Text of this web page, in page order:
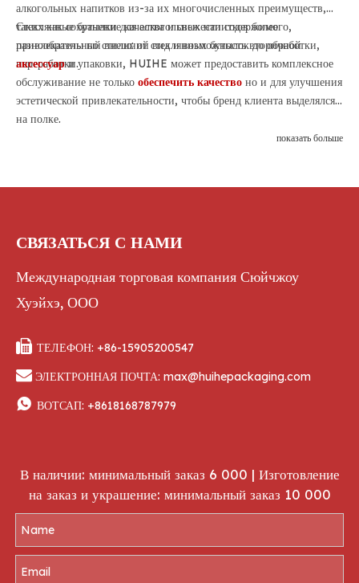
алкогольных напитков из-за их многочисленных преимуществ,
таких как сохранение качества и свежести содержимого,
привлекательный внешний вид и возможность вторичной
переработки.
Стеклянные бутылки для алкогольных напитков более
разнообразны по стилю: от стеклянных бутылок до обработки,
аксессуари упаковки, HUIHE может предоставить комплексное
обслуживание не только обеспечить качество но и для улучшения
эстетической привлекательности, чтобы бренд клиента выделялся
на полке.
показать больше
СВЯЗАТЬСЯ С НАМИ
Международная торговая компания Сюйчжоу
Хуэйхэ, ООО
 ТЕЛЕФОН: +86-15905200547
 ЭЛЕКТРОННАЯ ПОЧТА: max@huihepackaging.com
 ВОТСАП: +8618168787979
В наличии: минимальный заказ 6 000 | Изготовление
на заказ и украшение: минимальный заказ 10 000